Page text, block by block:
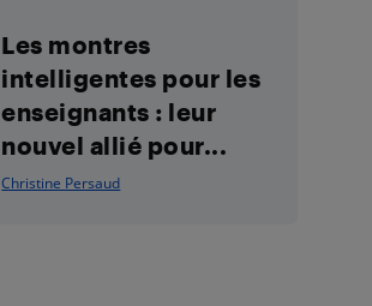
Les montres
intelligentes pour les
enseignants : leur
nouvel allié pour...
Christine Persaud